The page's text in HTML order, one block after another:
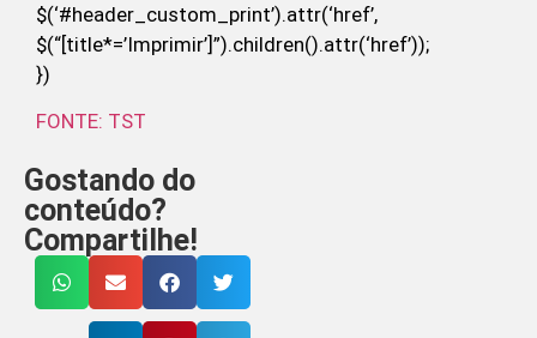
$(‘#header_custom_print’).attr(‘href’,
$(“[title*=’Imprimir’]”).children().attr(‘href’));
})
FONTE: TST
Gostando do
conteúdo?
Compartilhe!